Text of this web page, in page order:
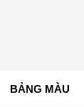
BẢNG MÀU